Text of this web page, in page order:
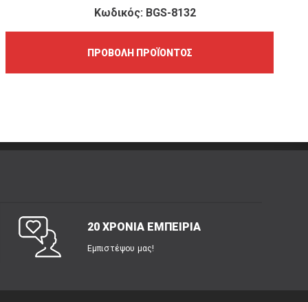
Κωδικός: BGS-8132
ΠΡΟΒΟΛΉ ΠΡΟΪΌΝΤΟΣ
20 ΧΡΟΝΙΑ ΕΜΠΕΙΡΙΑ
Εμπιστέψου μας!